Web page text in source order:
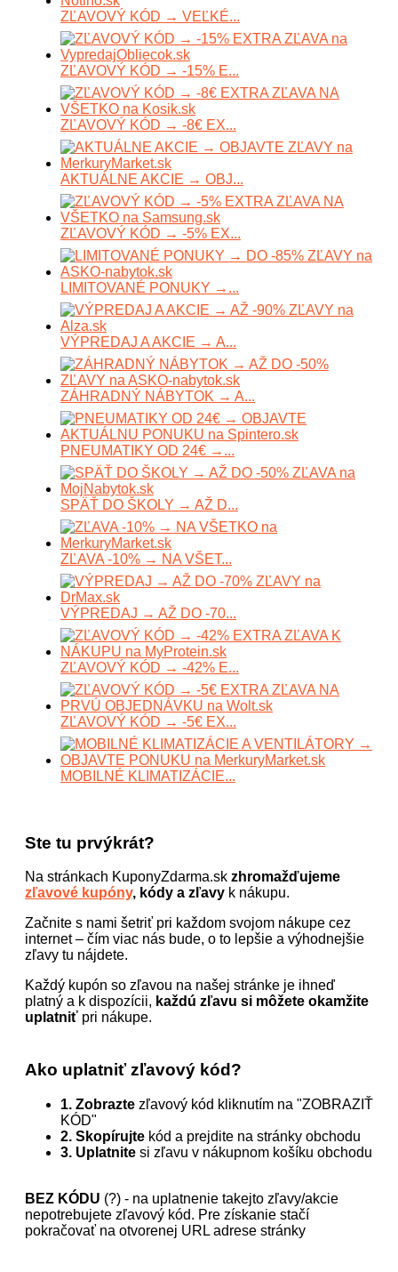
ZĽAVOVÝ KÓD → VEĽKÉ...
ZĽAVOVÝ KÓD → -15% E...
ZĽAVOVÝ KÓD → -8€ EX...
AKTUÁLNE AKCIE → OBJ...
ZĽAVOVÝ KÓD → -5% EX...
LIMITOVANÉ PONUKY →...
VÝPREDAJ A AKCIE → A...
ZÁHRADNÝ NÁBYTOK → A...
PNEUMATIKY OD 24€ →...
SPÄŤ DO ŠKOLY → AŽ D...
ZĽAVA -10% → NA VŠET...
VÝPREDAJ → AŽ DO -70...
ZĽAVOVÝ KÓD → -42% E...
ZĽAVOVÝ KÓD → -5€ EX...
MOBILNÉ KLIMATIZÁCIE...
Ste tu prvýkrát?
Na stránkach KuponyZdarma.sk zhromažďujeme
zľavové kupóny, kódy a zľavy k nákupu.
Začnite s nami šetriť pri každom svojom nákupe cez
internet – čím viac nás bude, o to lepšie a výhodnejšie
zľavy tu nájdete.
Každý kupón so zľavou na našej stránke je ihneď
platný a k dispozícii, každú zľavu si môžete okamžite
uplatniť pri nákupe.
Ako uplatniť zľavový kód?
1. Zobrazte zľavový kód kliknutím na "ZOBRAZIŤ
KÓD"
2. Skopírujte kód a prejdite na stránky obchodu
3. Uplatnite si zľavu v nákupnom košíku obchodu
BEZ KÓDU (?) - na uplatnenie takejto zľavy/akcie
nepotrebujete zľavový kód. Pre získanie stačí
pokračovať na otvorenej URL adrese stránky